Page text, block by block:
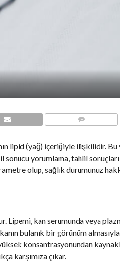
lipid (yağ) içeriğiyle ilişkilidir. Bu
yorumlama, tahlil
olup, sağlık durumunuz
kan serumunda veya
bulanık bir görünüm
konsantrasyonundan
karşımıza çıkar.